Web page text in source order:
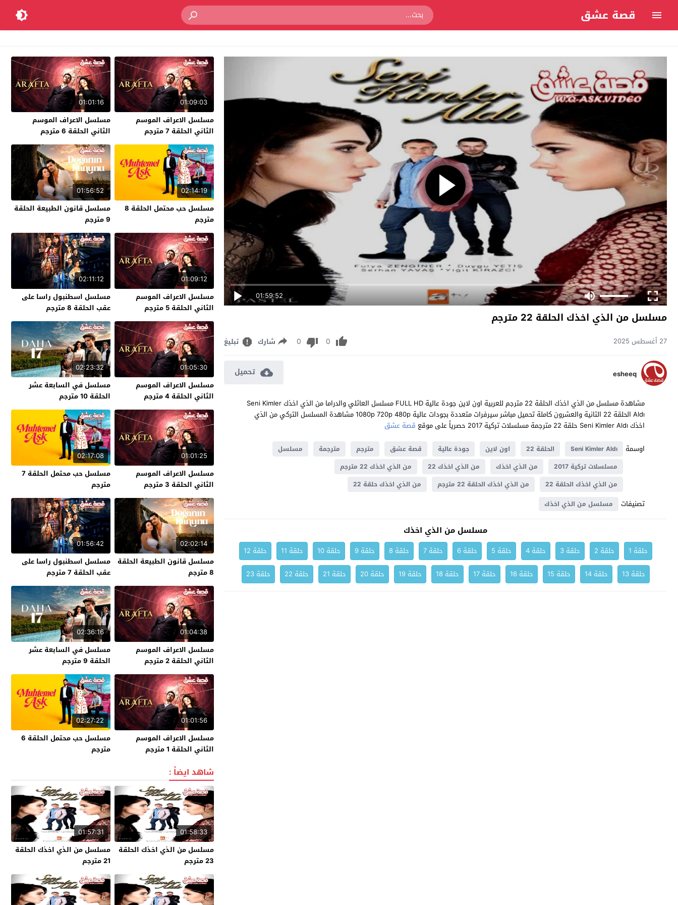
قصة عشق
01:59:52
مسلسل من الذي اخذك الحلقة 22 مترجم
27 أغسطس 2025 0
0 شارك تبليغ
esheeq تحميل
مشاهدة مسلسل من الذي اخذك الحلقة 22 مترجم للعربية اون لاين جودة عالية FULL HD مسلسل العائلي والدراما من الذي اخذك Seni Kimler
Aldı الحلقة 22 الثانية والعشرون كاملة تحميل مباشر سيرفرات متعددة بجودات عالية 1080p 720p 480p مشاهدة المسلسل التركي من الذي
اخذك Seni Kimler Aldı حلقة 22 مترجمة مسلسلات تركية 2017 حصرياً على موقع
قصة عشق
اوسمة
Seni Kimler Aldı الحلقة 22 اون لاين جودة عالية قصة عشق مترجم مترجمة
مسلسل
مسلسلات تركية 2017
من الذي اخذك من الذي اخذك 22
من الذي اخذك 22 مترجم
من الذي اخذك الحلقة 22
من الذي اخذك الحلقة 22 مترجم من الذي اخذك حلقة 22
تصنيفات مسلسل من الذي اخذك
مسلسل من الذي اخذك
حلقة 1 حلقة 2 حلقة 3 حلقة 4 حلقة 5 حلقة 6 حلقة 7 حلقة 8 حلقة 9 حلقة 10 حلقة 11
حلقة 12
حلقة 13
حلقة 14 حلقة 15 حلقة 16 حلقة 17 حلقة 18 حلقة 19 حلقة 20 حلقة 21 حلقة 22 حلقة 23
01:09:03
مسلسل الاعراف الموسم
الثاني الحلقة 7 مترجم
01:01:16
مسلسل الاعراف الموسم
الثاني الحلقة 6 مترجم
02:14:19
مسلسل حب محتمل الحلقة 8
مترجم
01:56:52
مسلسل قانون الطبيعة الحلقة
9 مترجم
01:09:12
مسلسل الاعراف الموسم
الثاني الحلقة 5 مترجم
02:11:12
مسلسل اسطنبول راسا على
عقب الحلقة 8 مترجم
01:05:30
مسلسل الاعراف الموسم
الثاني الحلقة 4 مترجم
02:23:32
مسلسل في السابعة عشر
الحلقة 10 مترجم
01:01:25
مسلسل الاعراف الموسم
الثاني الحلقة 3 مترجم
02:17:08
مسلسل حب محتمل الحلقة 7
مترجم
02:02:14
مسلسل قانون الطبيعة الحلقة
8 مترجم
01:56:42
مسلسل اسطنبول راسا على
عقب الحلقة 7 مترجم
01:04:38
مسلسل الاعراف الموسم
الثاني الحلقة 2 مترجم
02:36:16
مسلسل في السابعة عشر
الحلقة 9 مترجم
01:01:56
مسلسل الاعراف الموسم
الثاني الحلقة 1 مترجم
02:27:22
مسلسل حب محتمل الحلقة 6
مترجم
شاهد ايضاً :
01:58:33
مسلسل من الذي اخذك الحلقة
23 مترجم
01:57:31
مسلسل من الذي اخذك الحلقة
21 مترجم